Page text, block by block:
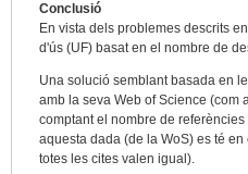
Conclusió
En vista dels problemes descrits
d'ús (UF) basat en el nombre de
Una solució semblant basada en
amb la seva Web of Science (com
comptant el nombre de
aquesta dada (de la WoS) es té
totes les cites valen igual).